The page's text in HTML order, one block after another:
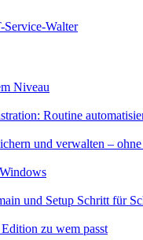
Niveau
Routine
und verwalten –
und Setup Schritt für
zu wem passt